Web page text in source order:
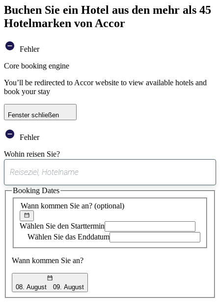
Buchen Sie ein Hotel aus den mehr als 45
Hotelmarken von Accor
Fehler
Core booking engine
You’ll be redirected to Accor website to view available hotels and
book your stay
Fenster schließen
Fehler
Wohin reisen Sie?
gefundener
Vorschlag
Wann kommen Sie an? (optional)
Wählen Sie den Starttermin
Wählen Sie das Enddatum
Wann kommen Sie an?
08. August 09. August
Booking Dates